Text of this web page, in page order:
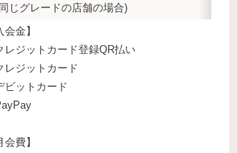
じグレードの店舗の場合)
会金】
レジットカード登録QR払い
レジットカード
ビットカード
会費】